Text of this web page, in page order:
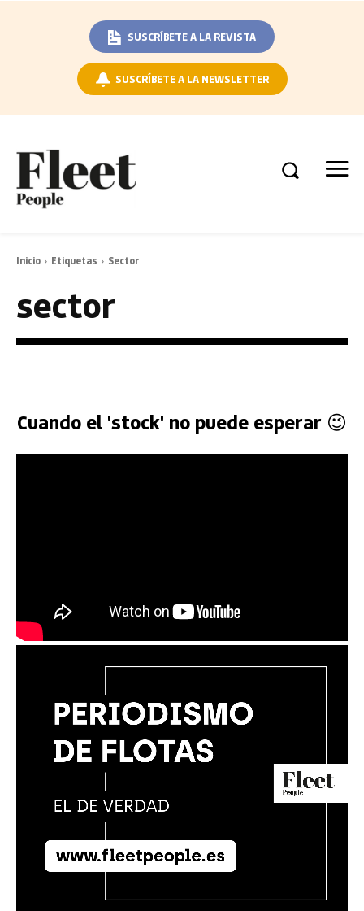
SUSCRÍBETE A LA REVISTA
SUSCRÍBETE A LA NEWSLETTER
Inicio Etiquetas Sector
sector
Cuando el 'stock' no puede esperar 😉